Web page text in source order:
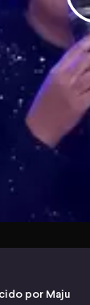
por Maju